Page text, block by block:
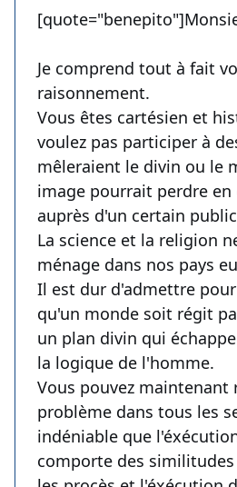
Je comprend tout à fait
raisonnement.
Vous êtes cartésien et
voulez pas participer à
mêleraient le divin ou le
image pourrait perdre
auprès d'un certain
La science et la religion
ménage dans nos pays
Il est dur d'admettre
qu'un monde soit régit
un plan divin qui
la logique de l'homme.
Vous pouvez maintenant
problème dans tous les
indéniable que
comporte des